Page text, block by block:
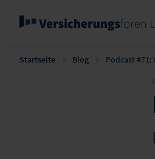
Startseite Blog
Podcast #71: